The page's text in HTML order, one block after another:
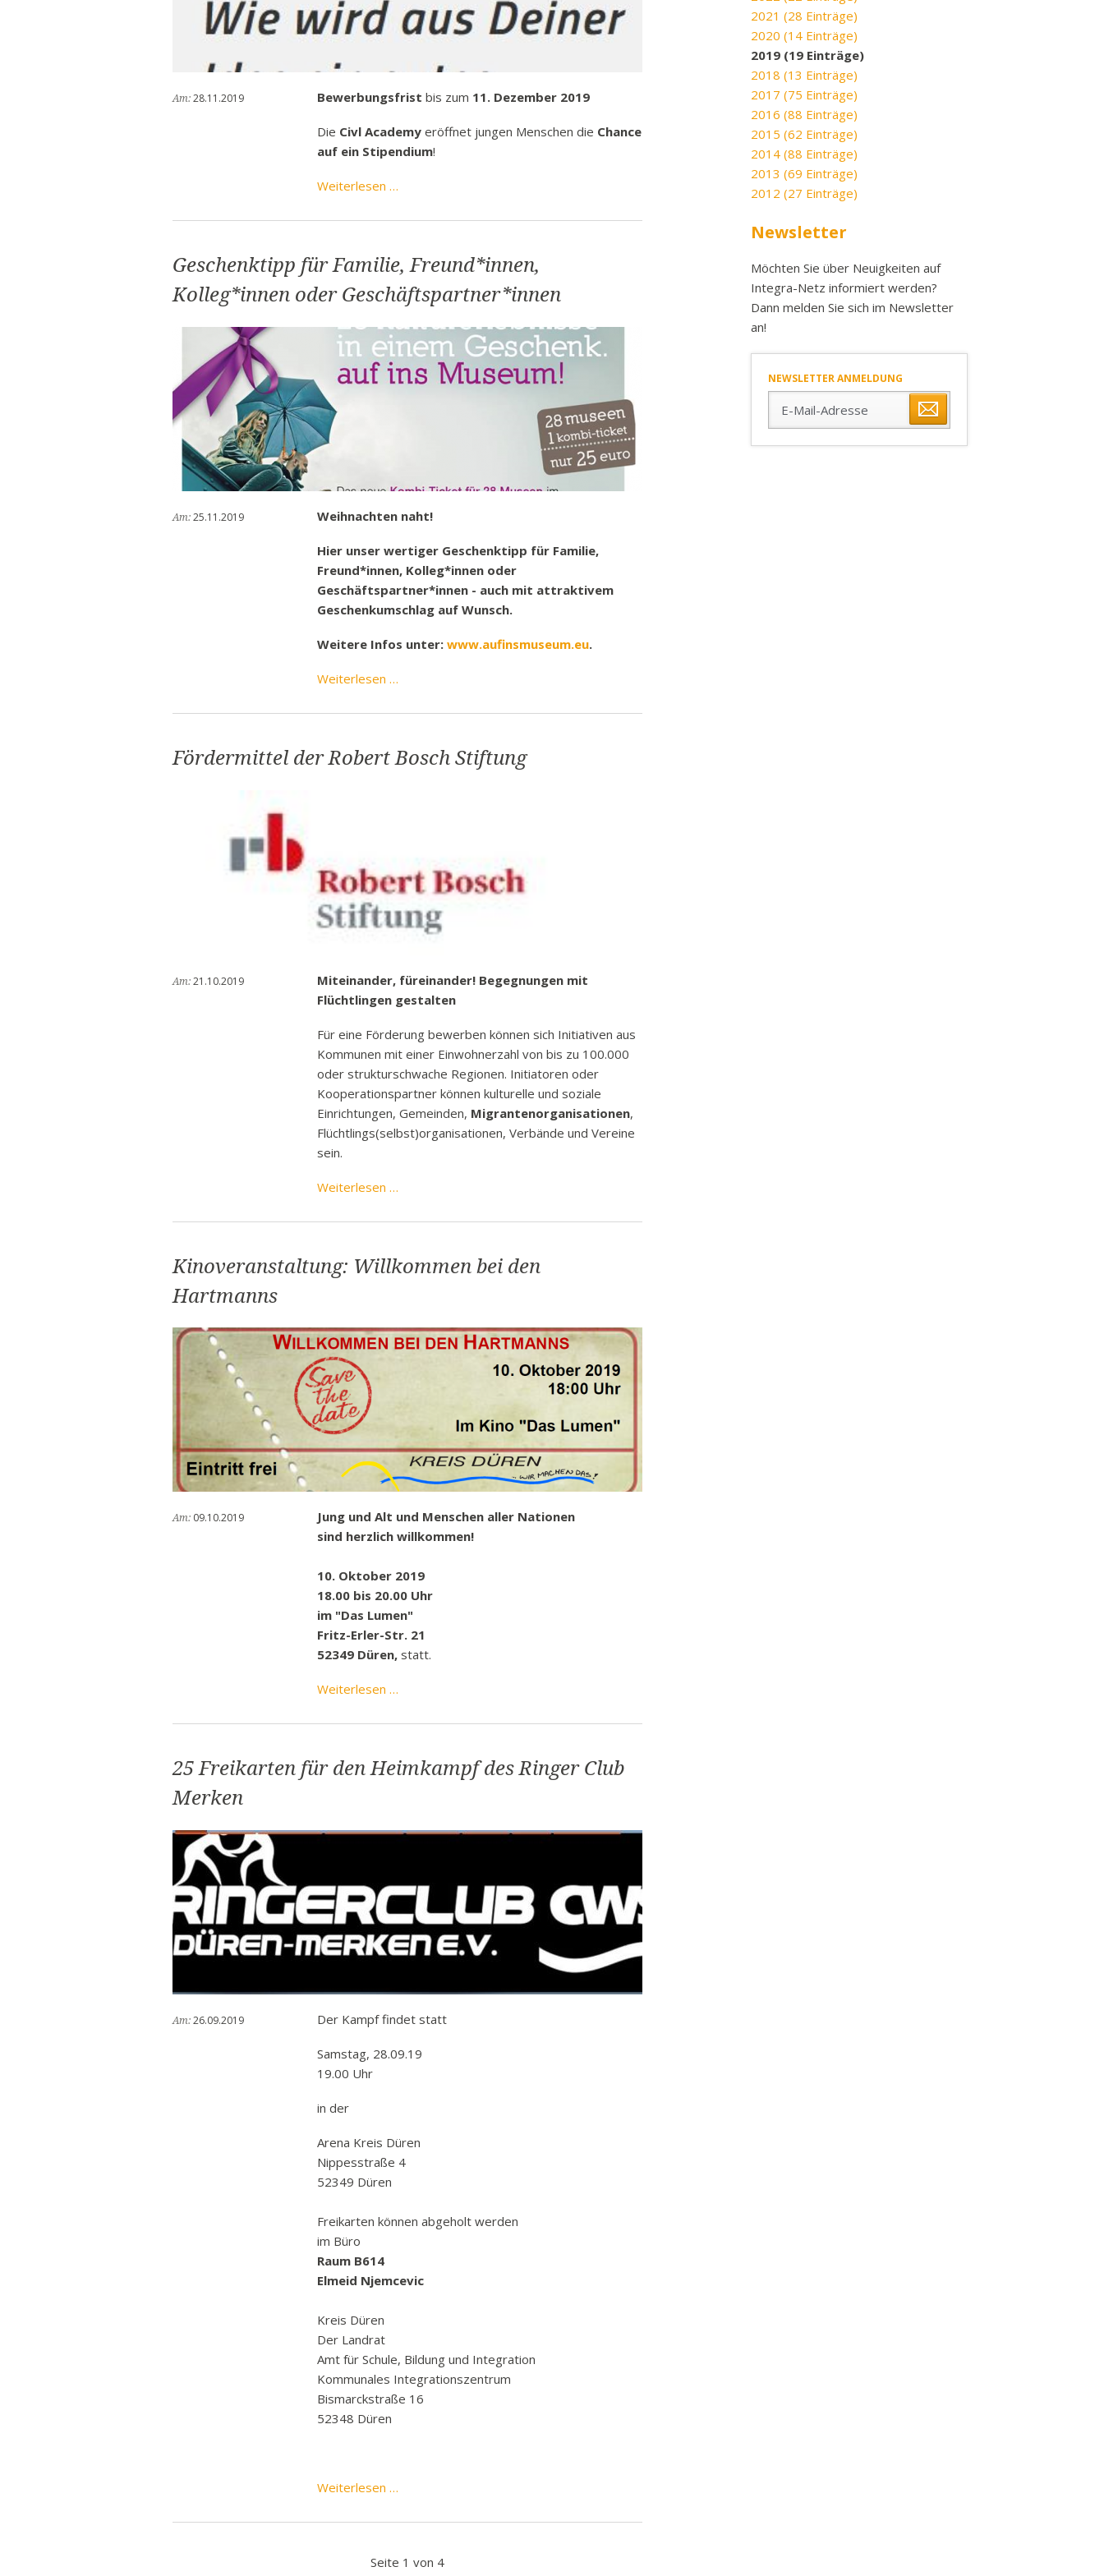
Bank
Rundfunkbeitrag
Verträge
Freizeit
Am: 28.11.2019 Bewerbungsfrist bis zum 11. Dezember 2019
Die Civl Academy eröffnet jungen Menschen die Chance
auf ein Stipendium!
Weiterlesen …
die
Runde
der
Civil
Academy
Geschenktipp für Familie, Freund*innen,
Kolleg*innen oder Geschäftspartner*innen
Am: 25.11.2019 Weihnachten naht!
Hier unser wertiger Geschenktipp für Familie,
Freund*innen, Kolleg*innen oder
Geschäftspartner*innen - auch mit attraktivem
Geschenkumschlag auf Wunsch.
Weitere Infos unter: www.aufinsmuseum.eu.
Weiterlesen …
Familie,
Kolleg*innen
Fördermittel der Robert Bosch Stiftung
Am: 21.10.2019
Miteinander, füreinander! Begegnungen mit
Flüchtlingen gestalten
Für eine Förderung bewerben können sich Initiativen aus
Kommunen mit einer Einwohnerzahl von bis zu 100.000
oder strukturschwache Regionen. Initiatoren oder
Kooperationspartner können kulturelle und soziale
Einrichtungen, Gemeinden, Migrantenorganisationen,
Flüchtlings(selbst)organisationen, Verbände und Vereine
sein.
Weiterlesen …
Robert
Stiftung
Kinoveranstaltung: Willkommen bei den
Hartmanns
Am: 09.10.2019
Jung und Alt und Menschen aller Nationen
sind herzlich willkommen!
10. Oktober 2019
18.00 bis 20.00 Uhr
im "Das Lumen"
Fritz-Erler-Str. 21
52349 Düren, statt.
Weiterlesen …
bei
Hartmanns
25 Freikarten für den Heimkampf des Ringer Club
Merken
Am: 26.09.2019 Der Kampf findet statt
Samstag, 28.09.19
19.00 Uhr
in der
Arena Kreis Düren
Nippesstraße 4
52349 Düren
Freikarten können abgeholt werden
im Büro
Raum B614
Elmeid Njemcevic
Kreis Düren
Der Landrat
Amt für Schule, Bildung und Integration
Kommunales Integrationszentrum
Bismarckstraße 16
52348 Düren
Weiterlesen …
für
Heimkampf
Seite 1 von 4
2021 (28 Einträge)
2020 (14 Einträge)
2019 (19 Einträge)
2018 (13 Einträge)
2017 (75 Einträge)
2016 (88 Einträge)
2015 (62 Einträge)
2014 (88 Einträge)
2013 (69 Einträge)
2012 (27 Einträge)
Newsletter
Möchten Sie über Neuigkeiten auf
Integra-Netz informiert werden?
Dann melden Sie sich im Newsletter
an!
NEWSLETTER ANMELDUNG
Mail-
Abonnieren